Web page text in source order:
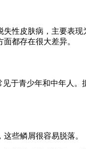
性皮肤病，主要表
都存在很大差异。
于青少年和中年人。
些鳞屑很容易脱落。